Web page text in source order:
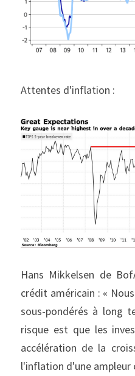
Attentes d'inflation :
Hans Mikkelsen de
crédit américain : «
sous-pondérés à long
risque est que les
accélération de la
l'inflation d'une ampleur